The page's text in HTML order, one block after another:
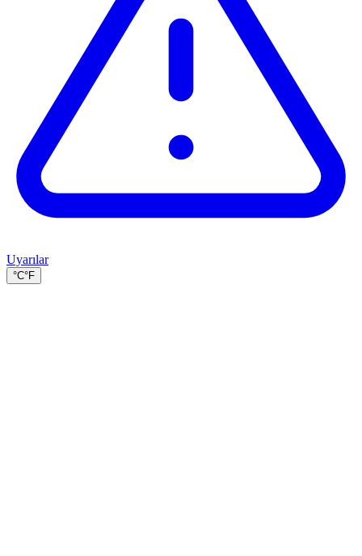
Uyarılar
°C°F